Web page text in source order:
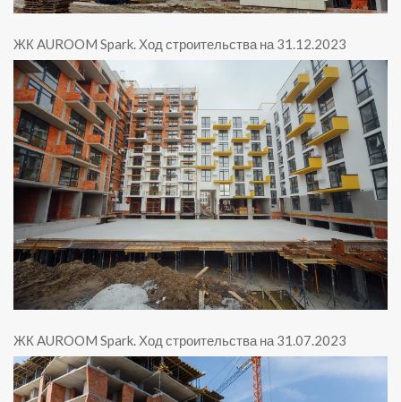
ЖК AUROOM Spark. Ход строительства на 31.12.2023
ЖК AUROOM Spark. Ход строительства на 31.07.2023